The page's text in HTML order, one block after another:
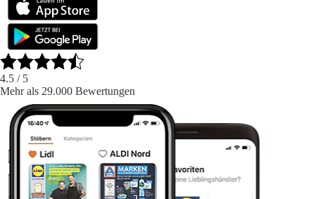
4.5 / 5
Mehr als 29.000 Bewertungen